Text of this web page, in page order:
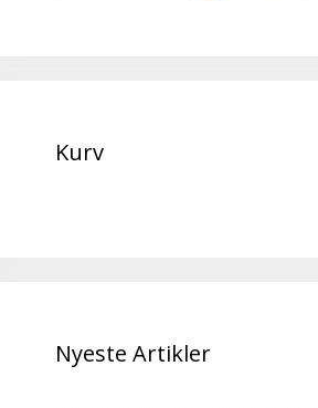
Kurv
Nyeste Artikler